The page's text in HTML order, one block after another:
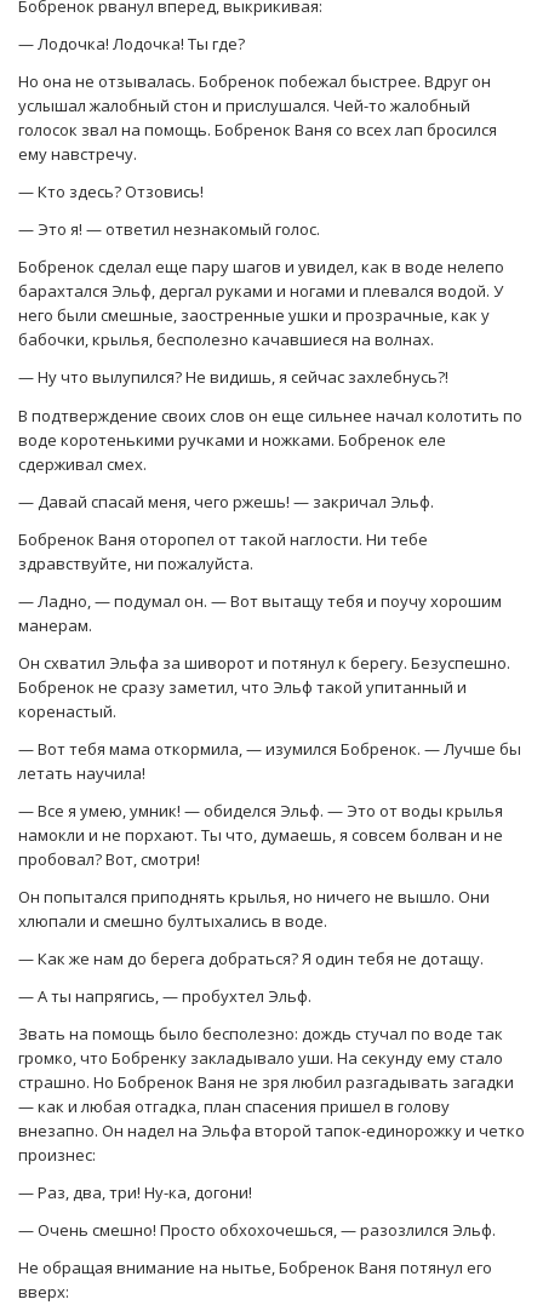
Бобренок рванул вперед, выкрикивая:
— Лодочка! Лодочка! Ты где?
Но она не отзывалась. Бобренок побежал быстрее. Вдруг он
услышал жалобный стон и прислушался. Чей-то жалобный
голосок звал на помощь. Бобренок Ваня со всех лап бросился
ему навстречу.
— Кто здесь? Отзовись!
— Это я! — ответил незнакомый голос.
Бобренок сделал еще пару шагов и увидел, как в воде нелепо
барахтался Эльф, дергал руками и ногами и плевался водой. У
него были смешные, заостренные ушки и прозрачные, как у
бабочки, крылья, бесполезно качавшиеся на волнах.
— Ну что вылупился? Не видишь, я сейчас захлебнусь?!
В подтверждение своих слов он еще сильнее начал колотить по
воде коротенькими ручками и ножками. Бобренок еле
сдерживал смех.
— Давай спасай меня, чего ржешь! — закричал Эльф.
Бобренок Ваня оторопел от такой наглости. Ни тебе
здравствуйте, ни пожалуйста.
— Ладно, — подумал он. — Вот вытащу тебя и поучу хорошим
манерам.
Он схватил Эльфа за шиворот и потянул к берегу. Безуспешно.
Бобренок не сразу заметил, что Эльф такой упитанный и
коренастый.
— Вот тебя мама откормила, — изумился Бобренок. — Лучше бы
летать научила!
— Все я умею, умник! — обиделся Эльф. — Это от воды крылья
намокли и не порхают. Ты что, думаешь, я совсем болван и не
пробовал? Вот, смотри!
Он попытался приподнять крылья, но ничего не вышло. Они
хлюпали и смешно бултыхались в воде.
— Как же нам до берега добраться? Я один тебя не дотащу.
— А ты напрягись, — пробухтел Эльф.
Звать на помощь было бесполезно: дождь стучал по воде так
громко, что Бобренку закладывало уши. На секунду ему стало
страшно. Но Бобренок Ваня не зря любил разгадывать загадки
— как и любая отгадка, план спасения пришел в голову
внезапно. Он надел на Эльфа второй тапок-единорожку и четко
произнес:
— Раз, два, три! Ну-ка, догони!
— Очень смешно! Просто обхохочешься, — разозлился Эльф.
Не обращая внимание на нытье, Бобренок Ваня потянул его
вверх: